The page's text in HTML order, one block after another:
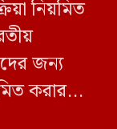
নিয়মিত
জন্য
করার